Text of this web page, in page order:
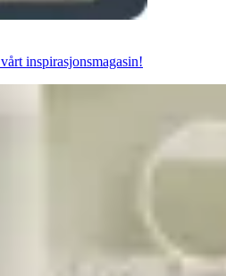
inspirasjonsmagasin!